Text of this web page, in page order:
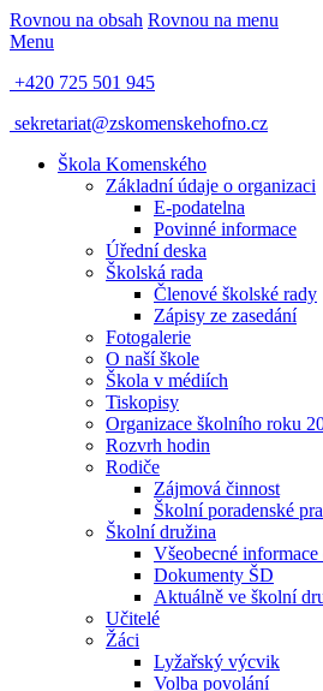
Rovnou na obsah Rovnou na menu
Menu
+420 725 501 945
sekretariat@zskomenskehofno.cz
Škola Komenského
Základní údaje o organizaci
E-podatelna
Povinné informace
Úřední deska
Školská rada
Členové školské rady
Zápisy ze zasedání
Fotogalerie
O naší škole
Škola v médiích
Tiskopisy
Organizace školního roku
Rozvrh hodin
Rodiče
Zájmová činnost
Školní poradenské
Školní družina
Všeobecné informace
Dokumenty ŠD
Aktuálně ve školní
Učitelé
Žáci
Lyžařský výcvik
Volba povolání